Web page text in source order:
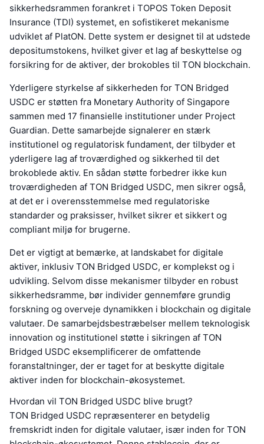
sikkerhedsrammen forankret i TOPOS Token Deposit
Insurance (TDI) systemet, en sofistikeret mekanisme
udviklet af PlatON. Dette system er designet til at udstede
depositumstokens, hvilket giver et lag af beskyttelse og
forsikring for de aktiver, der brokobles til TON blockchain.
Yderligere styrkelse af sikkerheden for TON Bridged
USDC er støtten fra Monetary Authority of Singapore
sammen med 17 finansielle institutioner under Project
Guardian. Dette samarbejde signalerer en stærk
institutionel og regulatorisk fundament, der tilbyder et
yderligere lag af troværdighed og sikkerhed til det
brokoblede aktiv. En sådan støtte forbedrer ikke kun
troværdigheden af TON Bridged USDC, men sikrer også,
at det er i overensstemmelse med regulatoriske
standarder og praksisser, hvilket sikrer et sikkert og
compliant miljø for brugerne.
Det er vigtigt at bemærke, at landskabet for digitale
aktiver, inklusiv TON Bridged USDC, er komplekst og i
udvikling. Selvom disse mekanismer tilbyder en robust
sikkerhedsramme, bør individer gennemføre grundig
forskning og overveje dynamikken i blockchain og digitale
valutaer. De samarbejdsbestræbelser mellem teknologisk
innovation og institutionel støtte i sikringen af TON
Bridged USDC eksemplificerer de omfattende
foranstaltninger, der er taget for at beskytte digitale
aktiver inden for blockchain-økosystemet.
Hvordan vil TON Bridged USDC blive brugt?
TON Bridged USDC repræsenterer en betydelig
fremskridt inden for digitale valutaer, især inden for TON